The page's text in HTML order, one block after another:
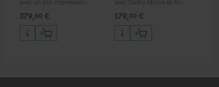
avec un son impressionnant
379,00 €
avec Dolby Atmos et Multi
qualité d’image incroyable et
des couleurs contrastées
179,00 €